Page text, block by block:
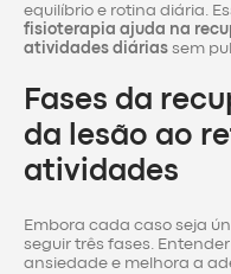
equilíbrio e rotina diária.
fisioterapia ajuda na
atividades diárias sem
Fases da
da lesão ao
atividades
Embora cada caso seja
seguir três fases.
ansiedade e melhora a